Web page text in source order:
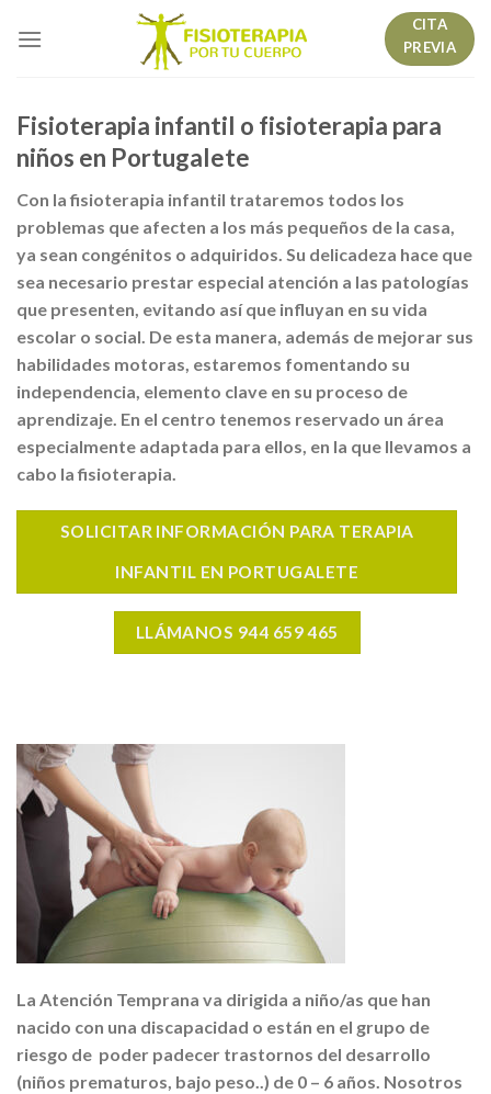
CITA
PREVIA
Fisioterapia infantil o fisioterapia para
niños en Portugalete
Con la fisioterapia infantil trataremos todos los
problemas que afecten a los más pequeños de la casa,
ya sean congénitos o adquiridos. Su delicadeza hace que
sea necesario prestar especial atención a las patologías
que presenten, evitando así que influyan en su vida
escolar o social. De esta manera, además de mejorar sus
habilidades motoras, estaremos fomentando su
independencia, elemento clave en su proceso de
aprendizaje. En el centro tenemos reservado un área
especialmente adaptada para ellos, en la que llevamos a
cabo la fisioterapia.
SOLICITAR INFORMACIÓN PARA TERAPIA
INFANTIL EN PORTUGALETE
LLÁMANOS 944 659 465
La Atención Temprana va dirigida a niño/as que han
nacido con una discapacidad o están en el grupo de
riesgo de poder padecer trastornos del desarrollo
(niños prematuros, bajo peso..) de 0 – 6 años. Nosotros